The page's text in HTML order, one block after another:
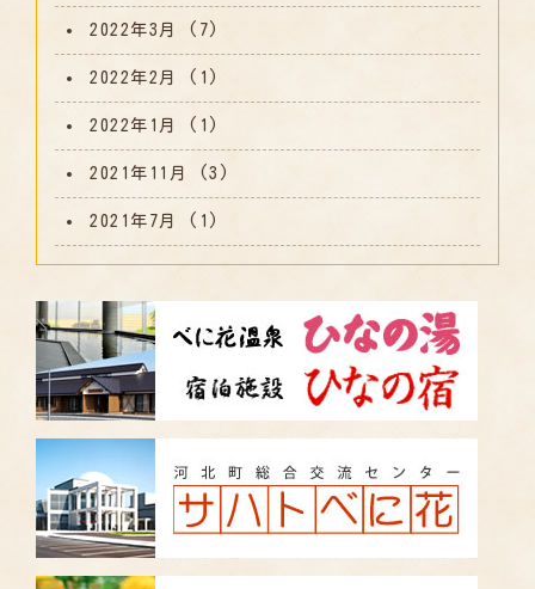
2022年3月 (7)
2022年2月 (1)
2022年1月 (1)
2021年11月 (3)
2021年7月 (1)